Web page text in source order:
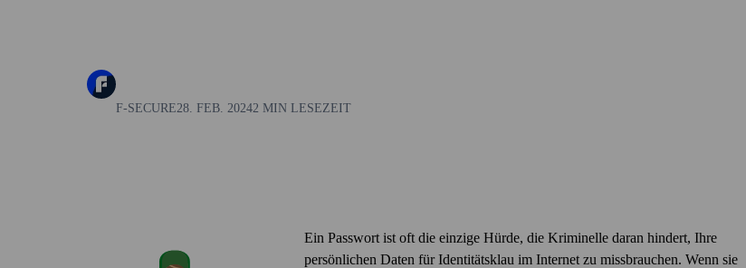
F-SECURE28. FEB. 20242 MIN LESEZEIT
Ein Passwort ist oft die einzige Hürde, die Kriminelle daran hindert, Ihre
persönlichen Daten für Identitäts­klau im Internet zu miss­brauchen. Wenn sie